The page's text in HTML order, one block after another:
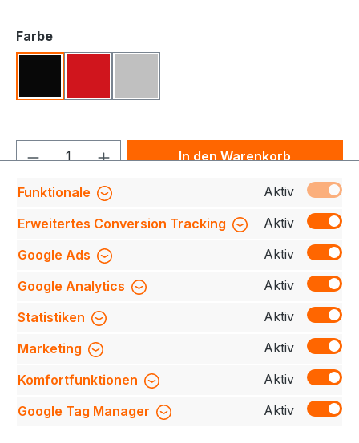
Farbeauswählen
Produkt Anzahl: Gib denIn den Warenkorb
Entdecken Sie unseren robusten
Rucksack in schicker Ripstop-Qualität, perfekt für
den Alltag oder Ausflüge. Der geräumige Ha…
Mehr
Bewertungen
Service-Hotline
Funktionale
Aktiv
Erweitertes Conversion Tracking
Aktiv
Google Ads
Aktiv
Google Analytics
Aktiv
Statistiken
Aktiv
Marketing
Aktiv
Komfortfunktionen
Aktiv
Google Tag Manager
Aktiv